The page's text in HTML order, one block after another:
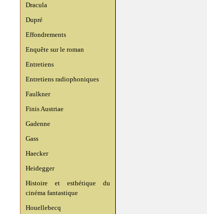
Dracula
Dupré
Effondrements
Enquête sur le roman
Entretiens
Entretiens radiophoniques
Faulkner
Finis Austriae
Gadenne
Gass
Haecker
Heidegger
Histoire et esthétique du
cinéma fantastique
Houellebecq